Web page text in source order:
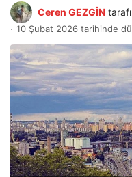
Ceren GEZGİN
10 Şubat 2026 tarihinde